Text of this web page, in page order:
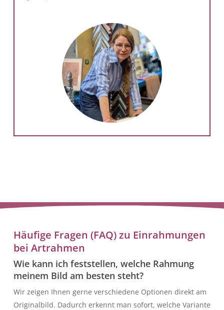
Häufige Fragen (FAQ) zu Einrahmungen
bei Artrahmen
Wie kann ich feststellen, welche Rahmung
meinem Bild am besten steht?
Wir zeigen Ihnen gerne verschiedene Optionen direkt am
Originalbild. Dadurch erkennt man sofort, welche Variante